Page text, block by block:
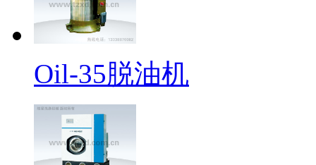
Oil-35脱油机